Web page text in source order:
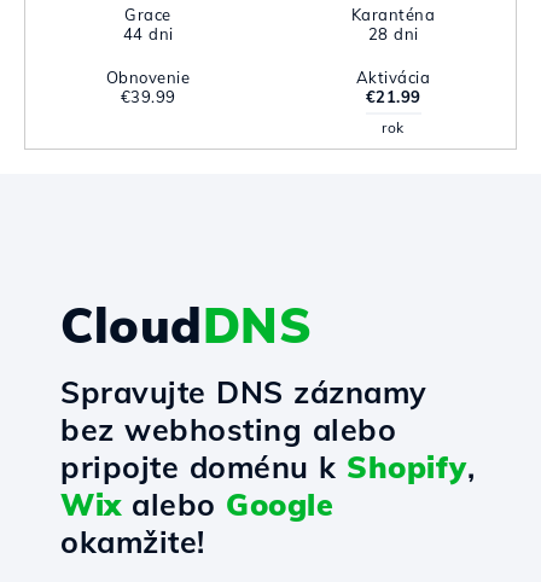
Grace
44 dni
Karanténa
28 dni
Obnovenie
€39.99
Aktivácia
€21.99
rok
CloudDNS
Spravujte DNS záznamy
bez webhosting alebo
pripojte doménu k Shopify,
Wixalebo Google
okamžite!